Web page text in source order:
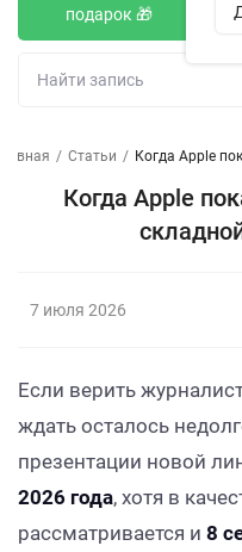
подарок 🎁
/ Статьи / Когда Apple
Когда Apple
7 июля 2026
Если верить
ждать осталось
презентации новой
2026 года, хотя в
рассматривается и 8